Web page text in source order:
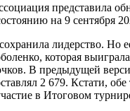
представила
на 9 сентября
лидерство. Но
которая
В предыдущей
2 679. Кстати, обе
в Итоговом